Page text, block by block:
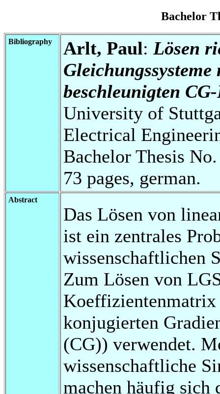
Bachelor
Bibliography Arlt, Paul: Lösen
beschleunigten
University of
Electrical
Bachelor Thesis
73 pages, german.
Abstract
Das Lösen von
ist ein zentrales
wissenschaftlichen
Zum Lösen von
Koeffizientenmatrix
konjugierten
(CG)) verwendet.
wissenschaftliche
machen häufig sich